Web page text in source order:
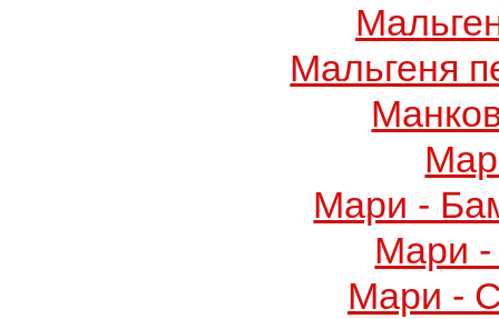
Мальгеня
Мари -
Мари -
Мари -